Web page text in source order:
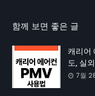
함께 보면 좋은 글
캐리어
도, 실
7월